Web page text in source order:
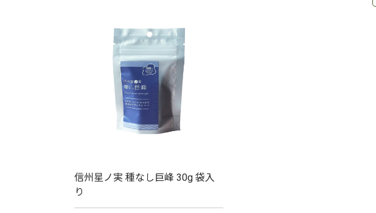
信州星ノ実 種なし巨峰 30g 袋入
り